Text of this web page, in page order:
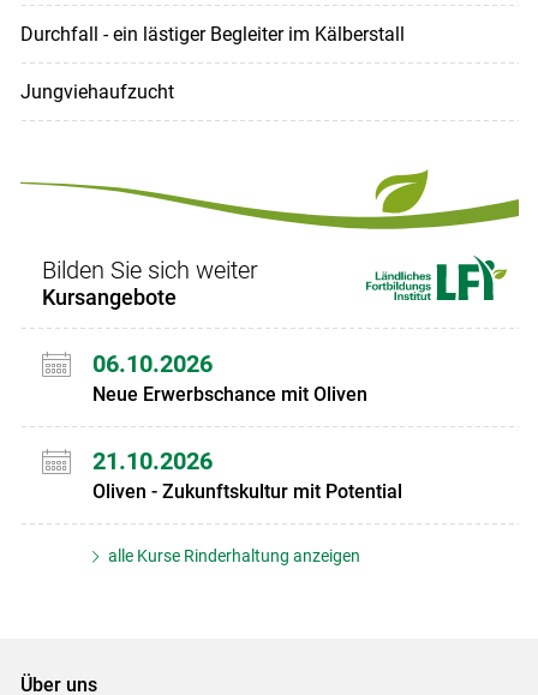
Durchfall - ein lästiger Begleiter im Kälberstall
Jungviehaufzucht
Bilden Sie sich weiter
Kursangebote
06.10.2026
Neue Erwerbschance mit Oliven
21.10.2026
Oliven - Zukunftskultur mit Potential
alle Kurse Rinderhaltung anzeigen
Über uns